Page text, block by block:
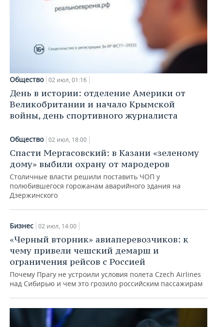
Общество 02 июл, 01:16
День в истории: отделение Америки от
Великобритании и начало Крымской
войны, день спортивного журналиста
Общество 02 июл, 18:00
Спасти Мергасовский: в Казани «зеленому
дому» выбили охрану от мародеров
Столичные власти решили поставить ЧОП у
полюбившегося горожанам аварийного здания на
Дзержинского
Бизнес 02 июл, 14:00
«Черный вторник» авиаперевозчиков: к
чему привели чешский демарш и
ограничения рейсов с Россией
Почему Прагу не устроили условия полета Czech Airlines
над Сибирью и чем это грозило российским пассажирам